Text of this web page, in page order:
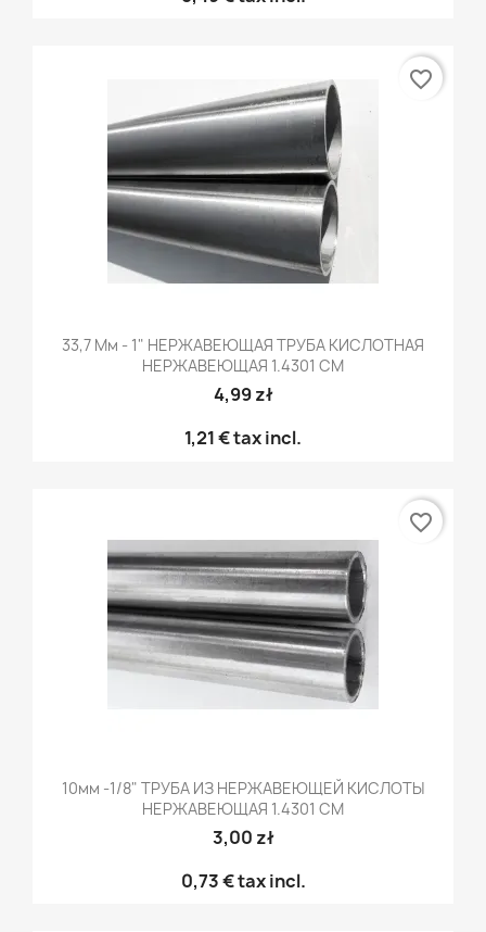
33,7 Мм - 1" НЕРЖАВЕЮЩАЯ ТРУБА КИСЛОТНАЯ
НЕРЖАВЕЮЩАЯ 1.4301 CM
4,99 zł
1,21 €tax incl.
favorite_border
10мм -1/8" ТРУБА ИЗ НЕРЖАВЕЮЩЕЙ КИСЛОТЫ
НЕРЖАВЕЮЩАЯ 1.4301 CM
3,00 zł
0,73 €tax incl.
favorite_border